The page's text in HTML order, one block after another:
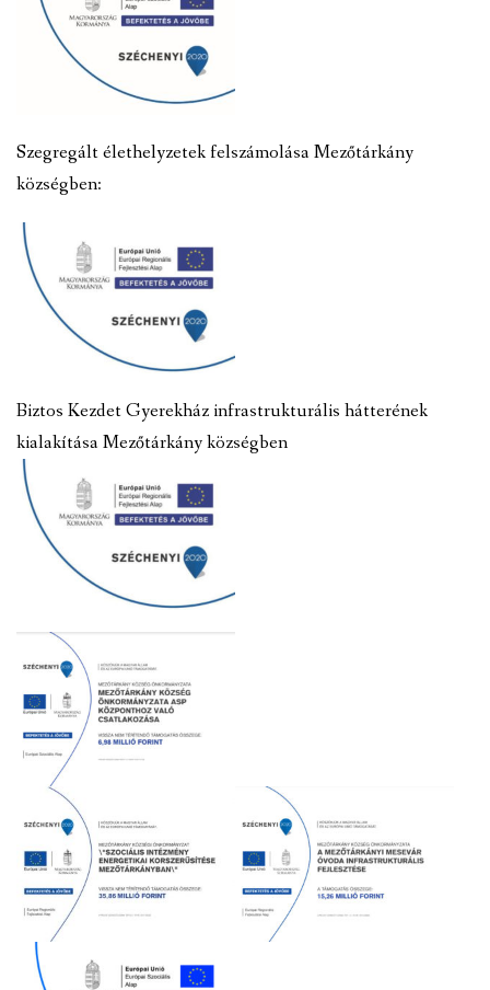
Szegregált élethelyzetek felszámolása Mezőtárkány
községben:
Biztos Kezdet Gyerekház infrastrukturális hátterének
kialakítása Mezőtárkány községben